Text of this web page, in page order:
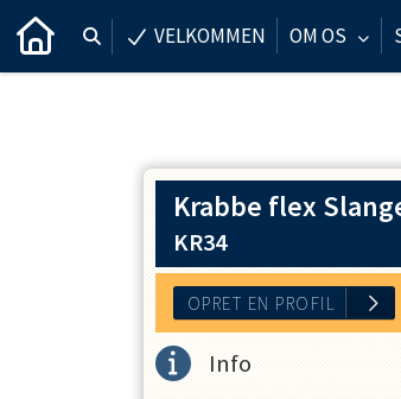
VELKOMMEN OM OS
Krabbe flex
KR34
Info